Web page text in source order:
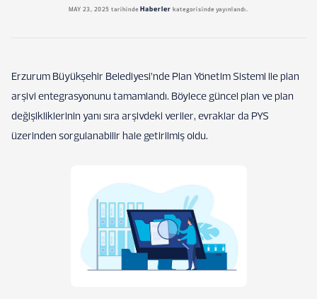
MAY 23, 2025 tarihinde Haberler kategorisinde yayınlandı.
Erzurum Büyükşehir Belediyesi’nde Plan Yönetim Sistemi ile plan
arşivi entegrasyonunu tamamlandı. Böylece güncel plan ve plan
değişikliklerinin yanı sıra arşivdeki veriler, evraklar da PYS
üzerinden sorgulanabilir hale getirilmiş oldu.